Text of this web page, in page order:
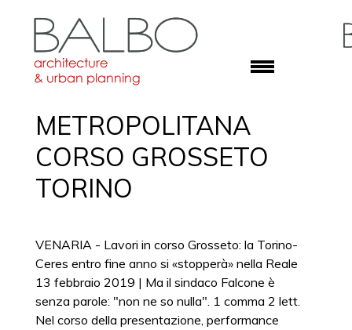
METROPOLITANA
CORSO GROSSETO
TORINO
VENARIA - Lavori in corso Grosseto: la Torino-
Ceres entro fine anno si «stopperà» nella Reale
13 febbraio 2019 | Ma il sindaco Falcone è
senza parole: "non ne so nulla". 1 comma 2 lett.
Nel corso della presentazione, performance